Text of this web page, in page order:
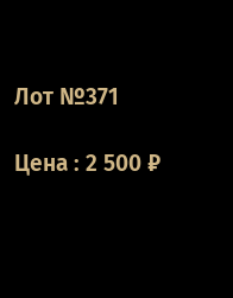
Лот №371
Цена : 2 500 ₽